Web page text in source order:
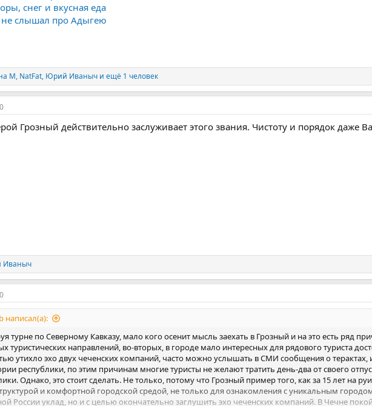
снег и вкусная еда
слышал про Адыгею
М, NatFat, Юрий Иваныч и ещё 1 человек
Грозный действительно заслуживает этого звания. Чистоту и порядок даже
Иваныч
написал(а):
турне по Северному Кавказу, мало кого осенит мысль заехать в Грозный и на это есть ряд
туристических направлений, во-вторых, в городе мало интересных для рядового туриста
утихло эхо двух чеченских компаний, часто можно услышать в СМИ сообщения о терактах,
республики, по этим причинам многие туристы не желают тратить день-два от своего
Однако, это стоит сделать. Не только, потому что Грозный пример того, как за 15 лет на
и комфортной городской средой, не только для ознакомления с уникальным
России уклад, но и с целью окончательно заглушить эхо чеченских компаний. В Чечне